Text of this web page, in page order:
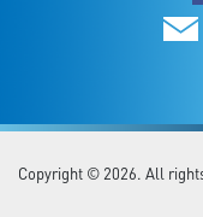
Copyright © 2026. All